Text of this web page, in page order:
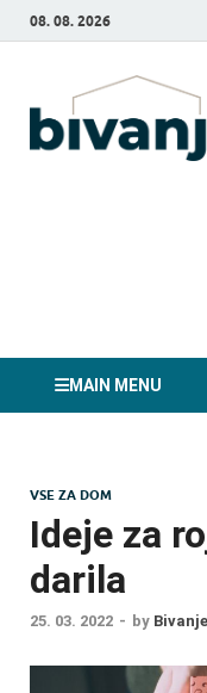
08. 08. 2026
MAIN MENU
VSE ZA DOM
Ideje za
darila
25. 03. 2022 - by Bivanje